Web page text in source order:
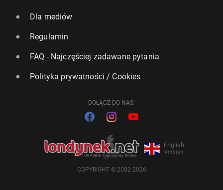
Dla mediów
Regulamin
FAQ - Najczęściej zadawane pytania
Polityka prywatności / Cookies
DOŁĄCZ DO NAS:
English
Version
COPYRIGHT © 2002-2026